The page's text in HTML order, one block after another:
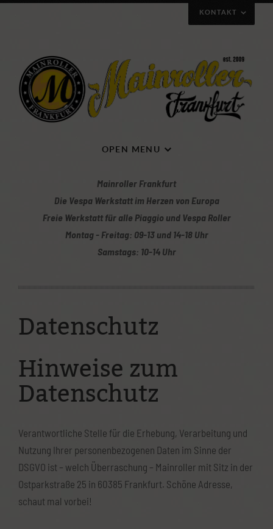
Mit Klick auf die Karte gelangt ihr zur Wegbeschreibung
Ostparkstraße 25
(069) 4898 2803
info@mainroller.de
Wenn Ihr Fragen habt, wendet euch gerne per
Kontaktformular
Datenschutzerklärung
KONTAKT
OPEN MENU
Mainroller Frankfurt
Die Vespa Werkstatt im Herzen von Europa
Freie Werkstatt für alle Piaggio und Vespa Roller
Montag - Freitag: 09-13 und 14-18 Uhr
Samstags: 10-14 Uhr
Datenschutz
Hinweise zum
Datenschutz
Verantwortliche Stelle für die Erhebung, Verarbeitung und
Nutzung Ihrer personenbezogenen Daten im Sinne der
DSGVO ist – welch Überraschung – Mainroller mit Sitz in der
Ostparkstraße 25 in 60385 Frankfurt. Schöne Adresse,
schaut mal vorbei!